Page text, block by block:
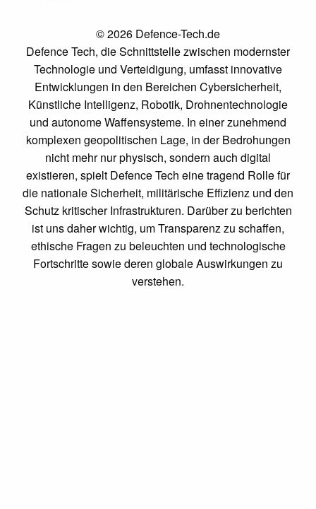
© 2026 Defence-Tech.de
Defence Tech, die Schnittstelle zwischen modernster
Technologie und Verteidigung, umfasst innovative
Entwicklungen in den Bereichen Cybersicherheit,
Künstliche Intelligenz, Robotik, Drohnentechnologie
und autonome Waffensysteme. In einer zunehmend
komplexen geopolitischen Lage, in der Bedrohungen
nicht mehr nur physisch, sondern auch digital
existieren, spielt Defence Tech eine tragend Rolle für
die nationale Sicherheit, militärische Effizienz und den
Schutz kritischer Infrastrukturen. Darüber zu berichten
ist uns daher wichtig, um Transparenz zu schaffen,
ethische Fragen zu beleuchten und technologische
Fortschritte sowie deren globale Auswirkungen zu
verstehen.